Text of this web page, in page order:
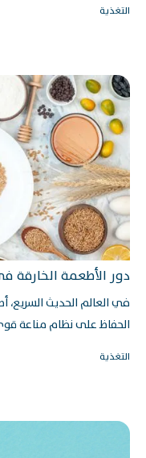
التغذية
دور الأطعمة الخارقة
في العالم الحديث
الحفاظ على نظام مناعة
التغذية